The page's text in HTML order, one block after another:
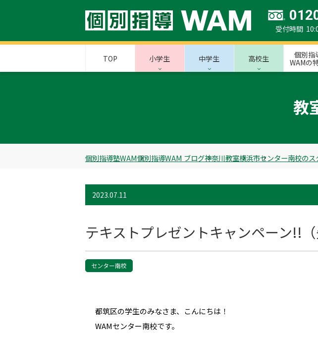
受付時間
TOP 小学生 中学生 高校生
個別指
WAMの
教
個別指導塾WAM個別指導WAM ブログ神奈川教室横浜市センター南校の
2023.07.11
テキストプレゼントキャンペーン!!（
センター南校
都筑区の学生のみなさま、こんにちは！
WAMセンター南校です。